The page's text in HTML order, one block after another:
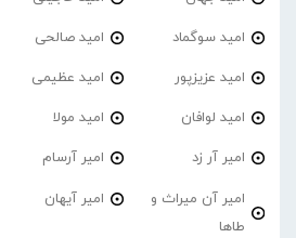
امید سوگماد امید صالحی
امید عزیزپور امید عظیمی
امید لوافان امید مولا
امیر آر زد امیر آرسام
امیر آن میراث و
طاها
امیر آیهان